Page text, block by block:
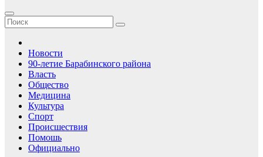
Новости
90-летие Барабинского района
Власть
Общество
Медицина
Культура
Спорт
Происшествия
Помошь
Официально